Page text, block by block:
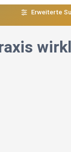
Erweiterte